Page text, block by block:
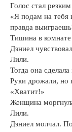
Голос стал
«Я подам на
правда
Тишина в
Дэниел
Лили.
Тогда она
Руки дрожали, но
«Хватит!»
Женщина
Лили.
Дэниел молчал.